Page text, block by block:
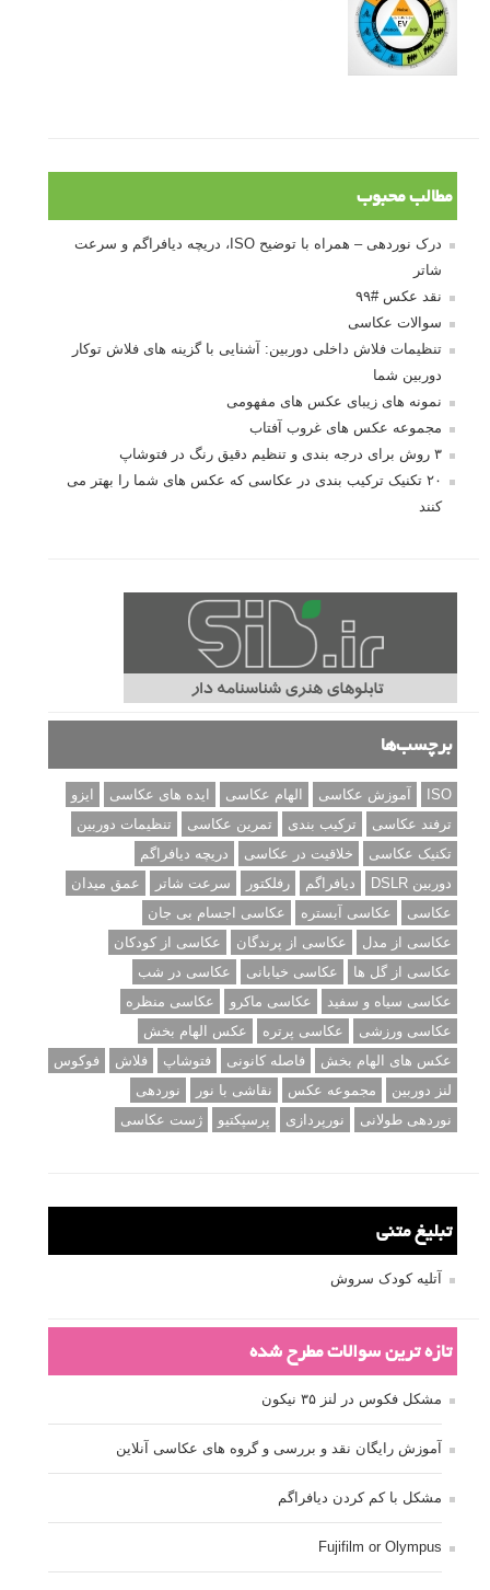
مطالب محبوب
درک نوردهی – همراه با توضیح ISO، دریچه دیافراگم و سرعت
شاتر
نقد عکس #۹۹
سوالات عکاسی
تنظیمات فلاش داخلی دوربین: آشنایی با گزینه های فلاش توکار
دوربین شما
نمونه های زیبای عکس های مفهومی
مجموعه عکس های غروب آفتاب
۳ روش برای درجه بندی و تنظیم دقیق رنگ در فتوشاپ
۲۰ تکنیک ترکیب بندی در عکاسی که عکس های شما را بهتر می
کنند
برچسب‌ها
ISO آموزش عکاسی الهام عکاسی ایده های عکاسی
ایزو
ترفند عکاسی
ترکیب بندی تمرین عکاسی
تنظیمات دوربین
تکنیک عکاسی
خلاقیت در عکاسی
دریچه دیافراگم
دوربین DSLR
دیافراگم رفلکتور سرعت شاتر
عمق میدان
عکاسی
عکاسی آبستره
عکاسی اجسام بی جان
عکاسی از مدل
عکاسی از پرندگان
عکاسی از کودکان
عکاسی از گل ها
عکاسی خیابانی
عکاسی در شب
عکاسی سیاه و سفید
عکاسی ماکرو
عکاسی منظره
عکاسی ورزشی
عکاسی پرتره
عکس الهام بخش
عکس های الهام بخش
فاصله کانونی فتوشاپ فلاش
فوکوس
لنز دوربین
مجموعه عکس نقاشی با نور
نوردهی
نوردهی طولانی
نورپردازی پرسپکتیو ژست عکاسی
تبلیغ متنی
آتلیه کودک سروش
تازه ترین سوالات مطرح شده
مشکل فکوس در لنز ۳۵ نیکون
آموزش رایگان نقد و بررسی و گروه های عکاسی آنلاین
مشکل با کم کردن دیافراگم
Fujifilm or Olympus